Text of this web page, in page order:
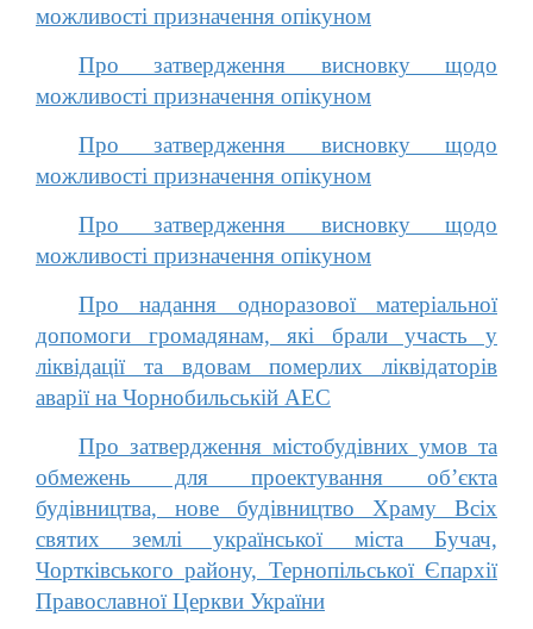
можливості призначення опікуном
Про затвердження висновку щодо
можливості призначення опікуном
Про затвердження висновку щодо
можливості призначення опікуном
Про затвердження висновку щодо
можливості призначення опікуном
Про надання одноразової матеріальної
допомоги громадянам, які брали участь у
ліквідації та вдовам померлих ліквідаторів
аварії на Чорнобильській АЕС
Про затвердження містобудівних умов та
обмежень для проектування об’єкта
будівництва, нове будівництво Храму Всіх
святих землі української міста Бучач,
Чортківського району, Тернопільської Єпархії
Православної Церкви України